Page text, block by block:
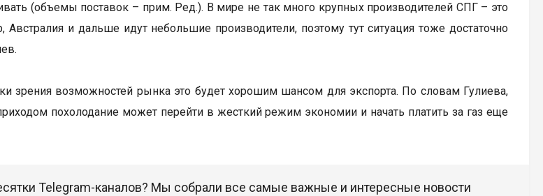
(объемы поставок – прим. Ред.). В мире не так много крупных производителей СПГ – это
Австралия и дальше идут небольшие производители, поэтому тут ситуация тоже достаточно
зрения возможностей рынка это будет хорошим шансом для экспорта. По словам Гулиева,
похолодание может перейти в жесткий режим экономии и начать платить за газ еще
Telegram-каналов? Мы собрали все самые важные и интересные новости